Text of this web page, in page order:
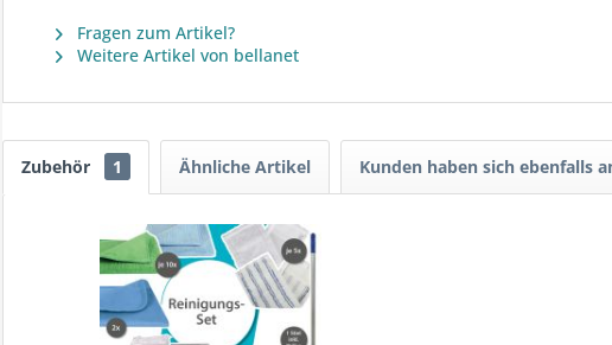
Fragen zum Artikel?
Weitere Artikel von bellanet
Zubehör 1 Ähnliche Artikel Kunden haben sich ebenfalls